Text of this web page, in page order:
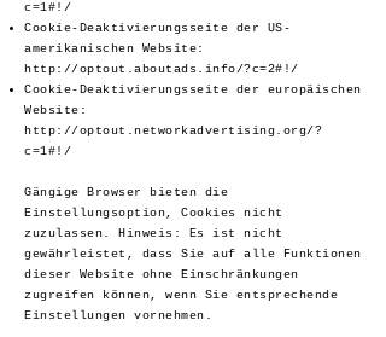
c=1#!/
Cookie-Deaktivierungsseite der US-
amerikanischen Website:
http://optout.aboutads.info/?c=2#!/
Cookie-Deaktivierungsseite der europäischen
Website:
http://optout.networkadvertising.org/?
c=1#!/
Gängige Browser bieten die
Einstellungsoption, Cookies nicht
zuzulassen. Hinweis: Es ist nicht
gewährleistet, dass Sie auf alle Funktionen
dieser Website ohne Einschränkungen
zugreifen können, wenn Sie entsprechende
Einstellungen vornehmen.